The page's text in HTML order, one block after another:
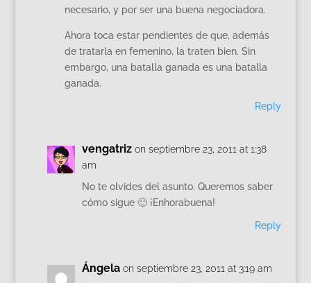
necesario, y por ser una buena negociadora.
Ahora toca estar pendientes de que, además
de tratarla en femenino, la traten bien. Sin
embargo, una batalla ganada es una batalla
ganada.
Reply
vengatriz on septiembre 23, 2011 at 1:38
am
No te olvides del asunto. Queremos saber
cómo sigue 🙂 ¡Enhorabuena!
Reply
Ángela on septiembre 23, 2011 at 3:19 am